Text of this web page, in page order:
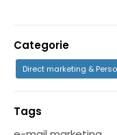
Categorie
Direct marketing &
Tags